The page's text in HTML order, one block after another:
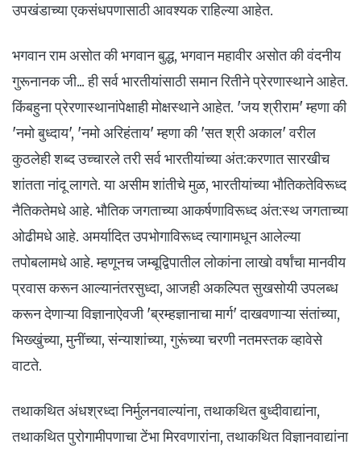
उपखंडाच्या एकसंधपणासाठी आवश्यक राहिल्या आहेत.
भगवान राम असोत की भगवान बुद्ध, भगवान महावीर असोत की वंदनीय
गुरूनानक जी... ही सर्व भारतीयांसाठी समान रितीने प्रेरणास्थाने आहेत.
किंबहुना प्रेरणास्थानांपेक्षाही मोक्षस्थाने आहेत. 'जय श्रीराम' म्हणा की
'नमो बुध्दाय', 'नमो अरिहंताय' म्हणा की 'सत श्री अकाल' वरील
कुठलेही शब्द उच्चारले तरी सर्व भारतीयांच्या अंत:करणात सारखीच
शांतता नांदू लागते. या असीम शांतीचे मुळ, भारतीयांच्या भौतिकतेविरूध्द
नैतिकतेमधे आहे. भौतिक जगताच्या आकर्षणाविरूध्द अंत:स्थ जगताच्या
ओढीमधे आहे. अमर्यादित उपभोगाविरूध्द त्यागामधून आलेल्या
तपोबलामधे आहे. म्हणूनच जम्बूद्विपातील लोकांना लाखो वर्षांचा मानवीय
प्रवास करून आल्यानंतरसुध्दा, आजही अकल्पित सुखसोयी उपलब्ध
करून देणाऱ्या विज्ञानाऐवजी 'ब्रम्हज्ञानाचा मार्ग' दाखवणाऱ्या संतांच्या,
भिख्खुंच्या, मुनींच्या, संन्याशांच्या, गुरूंच्या चरणी नतमस्तक व्हावेसे
वाटते.
तथाकथित अंधश्रध्दा निर्मुलनवाल्यांना, तथाकथित बुध्दीवाद्यांना,
तथाकथित पुरोगामीपणाचा टेंभा मिरवणारांना, तथाकथित विज्ञानवाद्यांना